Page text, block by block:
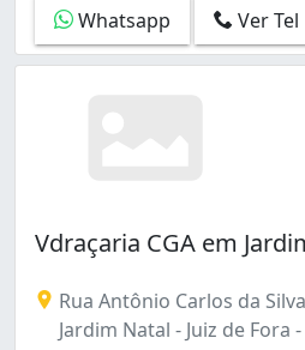
Whatsapp Ver Tel
Vdraçaria CGA em
Rua Antônio Carlos da
Jardim Natal - Juiz de Fora